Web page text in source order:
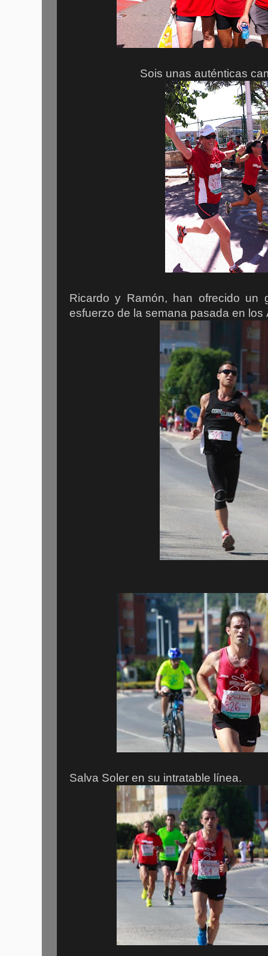
Sois unas auténticas
Ricardo y Ramón, han ofrecido un
esfuerzo de la semana pasada en los
Salva Soler en su intratable línea.